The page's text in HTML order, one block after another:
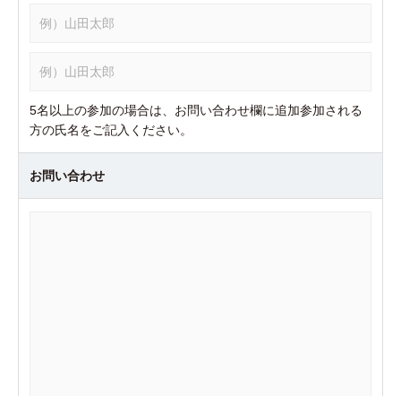
5名以上の参加の場合は、お問い合わせ欄に追加参加される
方の氏名をご記入ください。
お問い合わせ